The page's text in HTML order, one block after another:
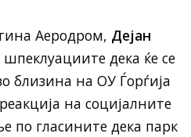
Аеродром, Дејан
дека ќе се
близина на ОУ Ѓорѓија
на социјалните
по гласините дека парк